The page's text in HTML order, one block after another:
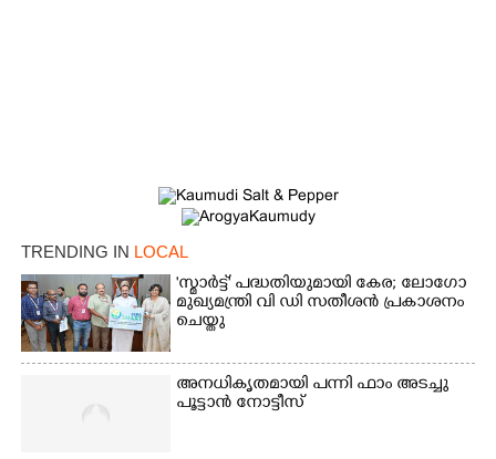
TRENDING IN LOCAL
'സ്മാർട്ട്' പദ്ധതിയുമായി കേര; ലോഗോ
മുഖ്യമന്ത്രി വി ഡി സതീശൻ പ്രകാശനം
ചെയ്തു
അനധികൃതമായി പന്നി ഫാം അടച്ചു
പൂട്ടാൻ നോട്ടീസ്